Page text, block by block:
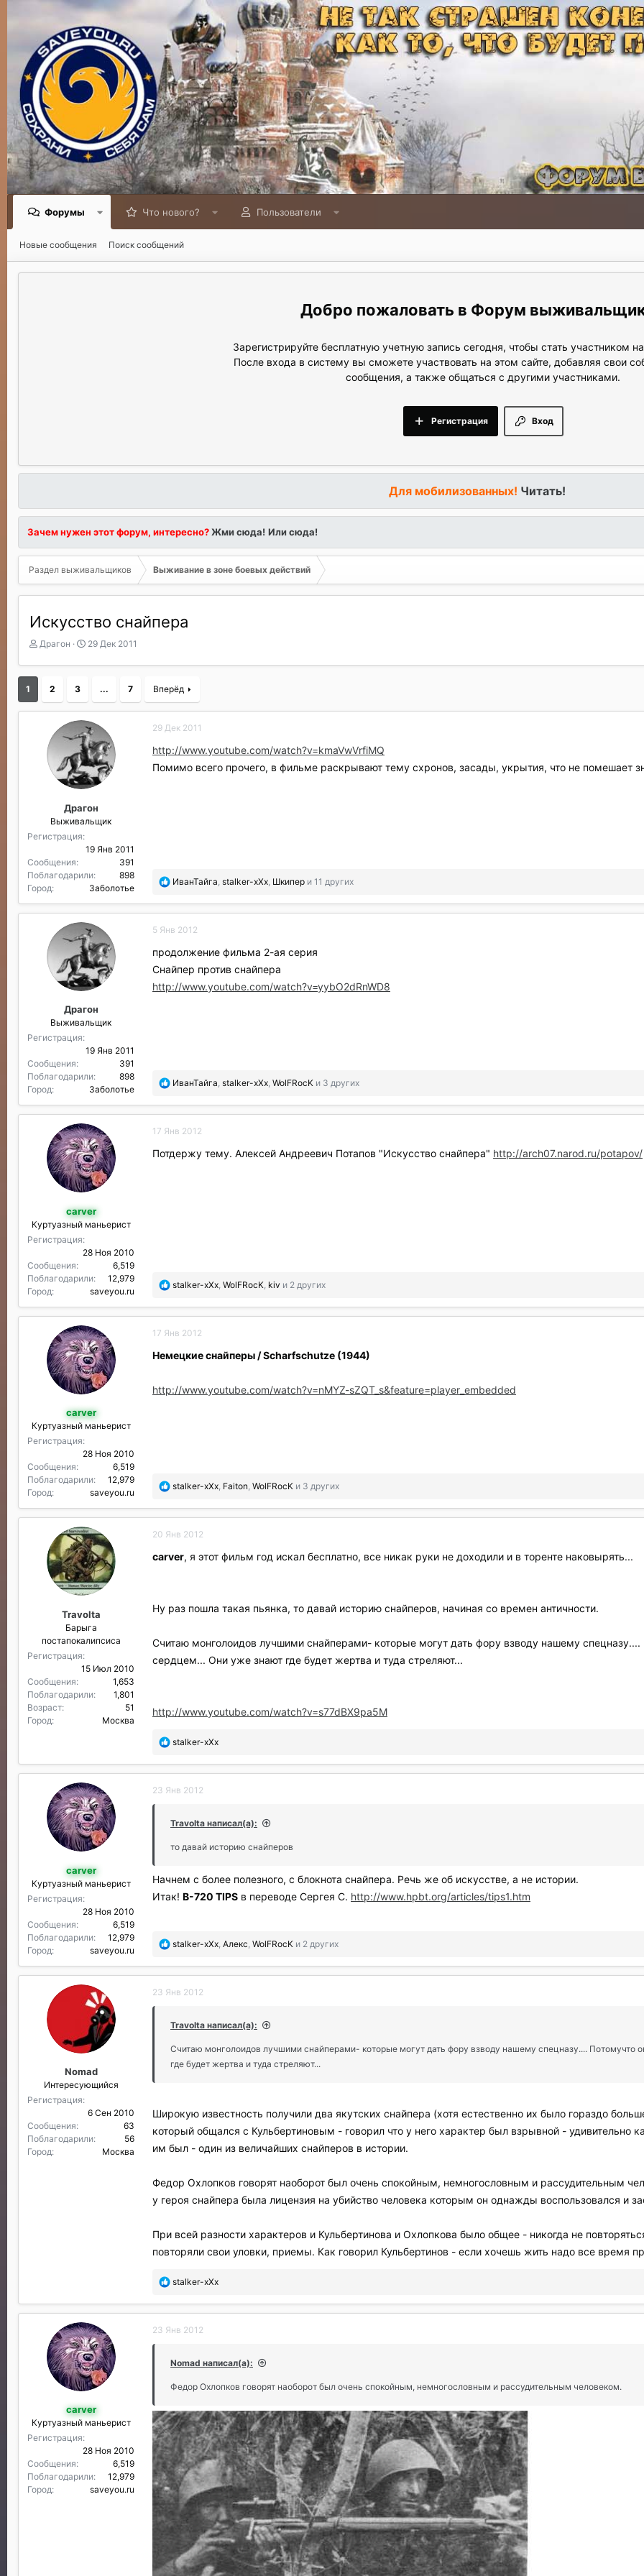
Форумы Что нового? Пользователи
Новые сообщения Поиск сообщений
Форум
Зарегистрируйте бесплатную учетную запись сегодня, чтобы стать участником
После входа в систему вы сможете участвовать на этом сайте, добавляя свои
сообщения, а также общаться с другими участниками.
Вход
Регистрация
Для мобилизованных! Читать!
Зачем нужен этот форум, интересно?Жми сюда! Или сюда!
Раздел выживальщиков Выживание в зоне боевых действий
Искусство снайпера
А
т
Драгон
Д
т
ч
а
л
а
29 Дек 2011
1 2 3 ... 7 Вперёд
Драгон
Выживальщик
Регистрация
19 Янв 2011
Сообщения
391
Поблагодарили
898
Город
Заболотье
29 Дек 2011
http://www.youtube.com/watch?v=kmaVwVrfiMQ
Помимо всего прочего, в фильме раскрывают тему схронов, засады, укрытия, что не помешает
П
б
а
о
д
а
ИванТайга stalker-xXx Шкипер и 11 других
Драгон
Выживальщик
Регистрация
19 Янв 2011
Сообщения
391
Поблагодарили
898
Город
Заболотье
5 Янв 2012
продолжение фильма 2-ая серия
Снайпер против снайпера
http://www.youtube.com/watch?v=yybO2dRnWD8
П
б
а
о
ИванТайга, stalker-xXx, WolFRocK и 3 других
carver
Куртуазный маньерист
Регистрация
28 Ноя 2010
Сообщения
6,519
Поблагодарили
12,979
Город
saveyou.ru
17 Янв 2012
Потдержу тему. Алексей Андреевич Потапов "Искусство снайпера" http://arch07.narod.ru/potapov/
П
б
а
о
а
stalker-xXx WolFRocK kiv и 2 других
carver
Куртуазный маньерист
Регистрация
28 Ноя 2010
Сообщения
6,519
Поблагодарили
12,979
Город
saveyou.ru
17 Янв 2012
Немецкие снайперы / Scharfschutze (1944)
http://www.youtube.com/watch?v=nMYZ-sZQT_s&feature=player_embedded
П
б
а
о
и
и
stalker-xXx, Faiton, WolFRocK и 3 других
Travolta
Барыга
постапокалипсиса
Регистрация
15 Июл 2010
Сообщения
1,653
Поблагодарили
1,801
Возраст
51
Город
Москва
20 Янв 2012
carver, я этот фильм год искал бесплатно, все никак руки не доходили и в торенте наковырять...
Ну раз пошла такая пьянка, то давай историю снайперов, начиная со времен античности.
Считаю монголоидов лучшими снайперами- которые могут дать фору взводу нашему
сердцем... Они уже знают где будет жертва и туда стреляют...
http://www.youtube.com/watch?v=s77dBX9pa5M
П
б
а
о
а
л
и
stalker-xXx
carver
Куртуазный маньерист
Регистрация
28 Ноя 2010
Сообщения
6,519
Поблагодарили
12,979
Город
saveyou.ru
23 Янв 2012
Travolta написал(а):
то давай историю снайперов
Начнем с более полезного, с блокнота снайпера. Речь же об искусстве, а не истории.
Итак! B-720 TIPS в переводе Сергея С. http://www.hpbt.org/articles/tips1.htm
П
б
а
о
д
а
и
:
stalker-xXx Алекс WolFRocK и 2 других
Nomad
Интересующийся
Регистрация
6 Сен 2010
Сообщения
63
Поблагодарили
56
Город
Москва
23 Янв 2012
Travolta написал(а):
Считаю монголоидов лучшими снайперами- которые могут дать фору взводу нашему спецназу....
где будет жертва и туда стреляют...
Широкую известность получили два якутских снайпера (хотя естественно их было гораздо
который общался с Кульбертиновым - говорил что у него характер был взрывной - удивительно
им был - один из величайших снайперов в истории.
Федор Охлопков говорят наоборот был очень спокойным, немногословным и рассудительным
у героя снайпера была лицензия на убийство человека которым он однажды воспользовался и
При всей разности характеров и Кульбертинова и Охлопкова было общее - никогда не
повторяли свои уловки, приемы. Как говорил Кульбертинов - если хочешь жить надо все время
П
б
а
о
д
а
и
л
и
stalker-xXx
carver
Куртуазный маньерист
Регистрация
28 Ноя 2010
Сообщения
6,519
Поблагодарили
12,979
Город
saveyou.ru
23 Янв 2012
Nomad написал(а):
Федор Охлопков говорят наоборот был очень спокойным, немногословным и рассудительным человеком.